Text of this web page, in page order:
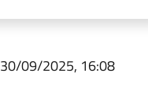
30/09/2025, 16:08